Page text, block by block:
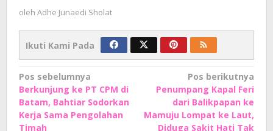
oleh Adhe Junaedi Sholat
Ikuti Kami Pada
Navigasi
pos
Pos sebelumnya
Berkunjung ke PT CPM di
Batam, Bahtiar Sodorkan
Kerja Sama Pengolahan
Timah
Pos berikutnya
Penumpang Kapal Feri
dari Balikpapan ke
Mamuju Lompat ke Laut,
Diduga Sakit Hati Tak